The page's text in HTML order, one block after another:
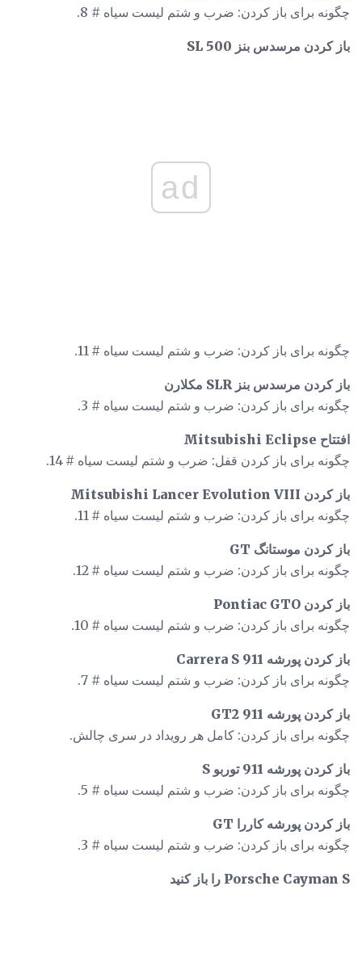
چگونه برای باز کردن: ضرب و شتم لیست سیاه # 8.
باز کردن مرسدس بنز SL 500
ad
چگونه برای باز کردن: ضرب و شتم لیست سیاه # 11.
باز کردن مرسدس بنز SLR مکلارن
چگونه برای باز کردن: ضرب و شتم لیست سیاه # 3.
افتتاح Mitsubishi Eclipse
چگونه برای باز کردن قفل: ضرب و شتم لیست سیاه # 14.
باز کردن Mitsubishi Lancer Evolution VIII
چگونه برای باز کردن: ضرب و شتم لیست سیاه # 11.
باز کردن موستانگ GT
چگونه برای باز کردن: ضرب و شتم لیست سیاه # 12.
باز کردن Pontiac GTO
چگونه برای باز کردن: ضرب و شتم لیست سیاه # 10.
باز کردن پورشه 911 Carrera S
چگونه برای باز کردن: ضرب و شتم لیست سیاه # 7.
باز کردن پورشه 911 GT2
چگونه برای باز کردن: کامل هر رویداد در سری چالش.
باز کردن پورشه 911 توربو S
چگونه برای باز کردن: ضرب و شتم لیست سیاه # 5.
باز کردن پورشه کاررا GT
چگونه برای باز کردن: ضرب و شتم لیست سیاه # 3.
Porsche Cayman S را باز کنید